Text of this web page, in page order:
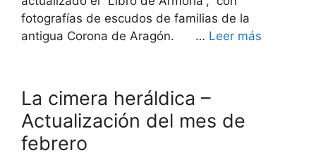
fotografías de escudos de familias de la
antigua Corona de Aragón. … Leer más
La cimera heráldica –
Actualización del mes de
febrero